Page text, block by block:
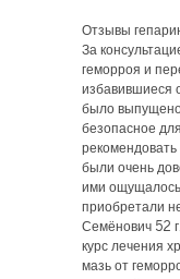
Отзывы
За
геморроя и
избавившиеся
было выпущено
безопасное
рекомендовать
были очень
ими
приобретали
Семёнович 52
курс лечения
мазь от